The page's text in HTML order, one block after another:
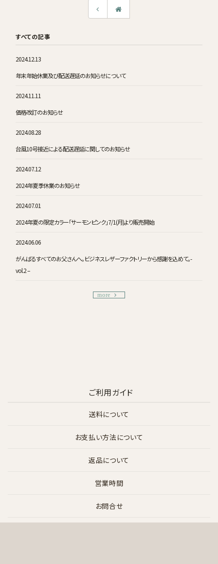
すべての記事
2024.12.13
年末年始休業及び配送遅延のお知らせについて
2024.11.11
価格改訂のお知らせ
2024.08.28
台風10号接近による配送遅延に関してのお知らせ
2024.07.12
2024年夏季休業のお知らせ
2024.07.01
2024年夏の限定カラー「サーモンピンク」7/1(月)より販売開始
2024.06.06
がんばるすべてのお父さんへ。ビジネスレザーファクトリーから感謝を込めて。-
vol.2 –
more
ご利用ガイド
送料について
お支払い方法について
返品について
営業時間
お問合せ